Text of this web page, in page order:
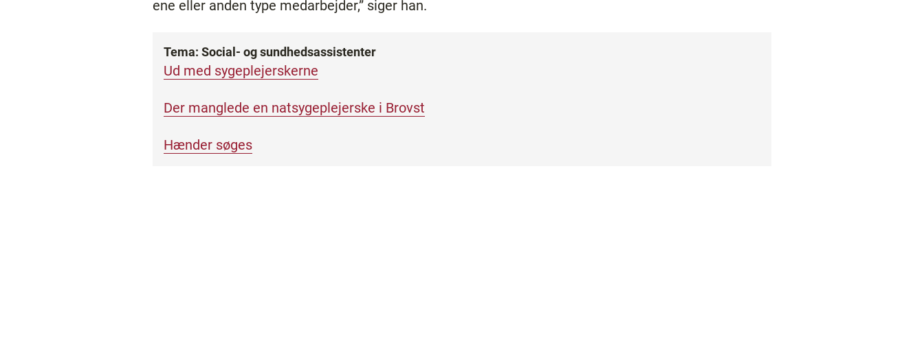
ene eller anden type medarbejder,” siger han.
Tema: Social- og sundhedsassistenter
Ud med sygeplejerskerne
Der manglede en natsygeplejerske i Brovst
Hænder søges